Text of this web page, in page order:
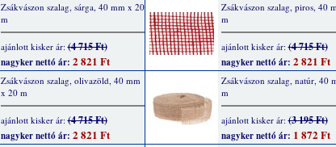
Zsákvászon szalag, sárga, 40 mm x 20
m
ajánlott kisker ár:(4 715 Ft)
nagyker nettó ár: 2 821 Ft
Zsákvászon szalag, piros, 40
m
ajánlott kisker ár:(4 715 Ft)
nagyker nettó ár: 2 821 Ft
Zsákvászon szalag, olivazöld, 40 mm
x 20 m
ajánlott kisker ár:(4 715 Ft)
nagyker nettó ár: 2 821 Ft
Zsákvászon szalag, natúr, 40
m
ajánlott kisker ár:(3 195 Ft)
nagyker nettó ár: 1 872 Ft